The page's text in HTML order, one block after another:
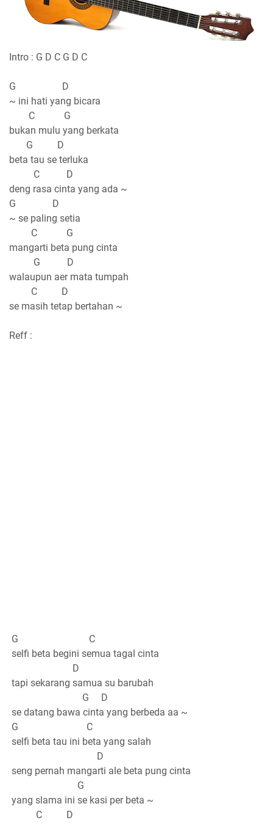
Intro : G D C G D C
G D
~ ini hati yang bicara
C G
bukan mulu yang berkata
G D
beta tau se terluka
C D
deng rasa cinta yang ada ~
G D
~ se paling setia
C G
mangarti beta pung cinta
G D
walaupun aer mata tumpah
C D
se masih tetap bertahan ~
Reff :
G C
selfi beta begini semua tagal cinta
D
tapi sekarang samua su barubah
G D
se datang bawa cinta yang berbeda aa ~
G C
selfi beta tau ini beta yang salah
D
seng pernah mangarti ale beta pung cinta
G
yang slama ini se kasi per beta ~
C D